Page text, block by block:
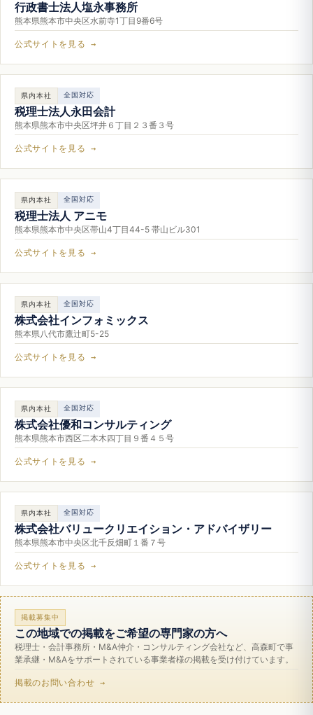
行政書士法人塩永事務所
熊本県熊本市中央区水前寺1丁目9番6号
公式サイトを見る →
県内本社 全国対応
税理士法人永田会計
熊本県熊本市中央区坪井６丁目２３番３号
公式サイトを見る →
県内本社 全国対応
税理士法人 アニモ
熊本県熊本市中央区帯山4丁目44-5 帯山ビル301
公式サイトを見る →
県内本社 全国対応
株式会社インフォミックス
熊本県八代市鷹辻町5-25
公式サイトを見る →
県内本社 全国対応
株式会社優和コンサルティング
熊本県熊本市西区二本木四丁目９番４５号
公式サイトを見る →
県内本社 全国対応
株式会社バリュークリエイション・アドバイザリー
熊本県熊本市中央区北千反畑町１番７号
公式サイトを見る →
掲載募集中
この地域での掲載をご希望の専門家の方へ
税理士・会計事務所・M&A仲介・コンサルティング会社など、高森町で事
業承継・M&Aをサポートされている事業者様の掲載を受け付けています。
掲載のお問い合わせ →